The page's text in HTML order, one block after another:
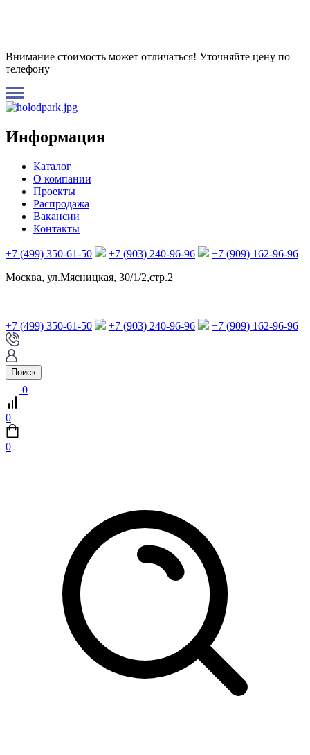
Внимание стоимость может отличаться! Уточняйте цену по
телефону
Информация
Каталог
О компании
Проекты
Распродажа
Вакансии
Контакты
+7 (499) 350-61-50 +7 (903) 240-96-96
+7 (909) 162-96-96
Москва, ул.Мясницкая, 30/1/2,стр.2
+7 (499) 350-61-50 +7 (903) 240-96-96 +7 (909) 162-96-96
Поиск
0
0
0